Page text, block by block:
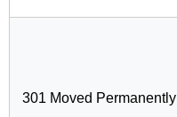
301 Moved Permanently